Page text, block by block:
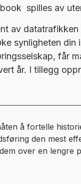
spilles av
av
synligheten din
får
år. I tillegg
å fortelle
den mest
over en lengre